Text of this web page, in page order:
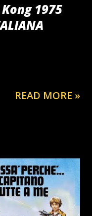
1975
READ MORE »